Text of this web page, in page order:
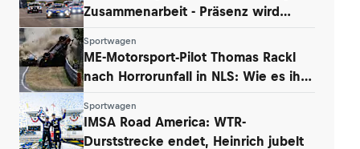
Zusammenarbeit - Präsenz wird
Sportwagen
ME-Motorsport-Pilot Thomas Rackl
nach Horrorunfall in NLS: Wie es ihm
Sportwagen
IMSA Road America: WTR-
Durststrecke endet, Heinrich jubelt